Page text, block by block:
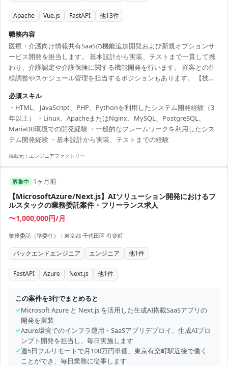
Apache Vue.js FastAPI 他13件
職務内容
医療・介護向け情報共有SaaSの機能追加開発および新規オプションサ
ービス開発を担当します。 基本設計から実装、テストまで一貫して携
わり、介護認定や介護保険に関する機能開発を行います。 顧客との仕
様調整やスケジュール管理を担当するポジションもあります。 【技術
ムワーク：FastAPI・Vue.js・React・Django・Spring・Play ・OS：
Linux ・Webサーバー：Apache・Nginx ・データベース：
PostgreSQL・MySQL・MariaDB 【作業期間】 2026/08 ～ 2026/12 ※
継続の可能性あ...
必須スキル
・HTML、JavaScript、PHP、Pythonを利用したシステム開発経験（3
年以上） ・Linux、ApacheまたはNginx、MySQL、PostgreSQL、
MariaDB環境での開発経験 ・一般的なフレームワークを利用したシス
テム開発経験 ・基本設計から実装、テストまでの経験
掲載元： エンジニアファクトリー
募集中 1ヶ月前
【MicrosoftAzure/Next.js】AIソリューション開発におけるフ
ルスタックの業務委託案件・フリーランス求人
〜1,000,000円/月
業務委託（準委任） | 東京都 千代田区 有楽町
バックエンドエンジニア エンジニア 他1件
FastAPI Azure Next.js 他1件
この案件を3行でまとめると
✓Microsoft Azure と Next.js を活用した生成AI搭載SaaSアプリの
開発を実装
✓Azure環境でのインフラ運用・SaaSアプリデプロイ、生成AIプロ
ンプト開発を担当し、毎日実施します
✓週5日フルリモートで月100万円単価、東京有楽町駅近接で働く
ことができ、毎日業務に従事します